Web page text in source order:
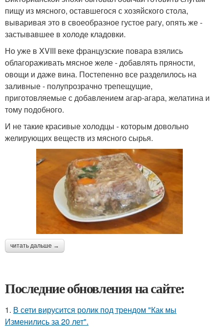
пищу из мясного, оставшегося с хозяйского стола,
вываривая это в своеобразное густое рагу, опять же -
застывавшее в холоде кладовки.
Но уже в XVIII веке французские повара взялись
облагораживать мясное желе - добавлять пряности,
овощи и даже вина. Постепенно все разделилось на
заливные - полупрозрачно трепещущие,
приготовляемые с добавлением агар-агара, желатина и
тому подобного.
И не такие красивые холодцы - которым довольно
желирующих веществ из мясного сырья.
читать дальше →
Последние обновления на сайте:
1. В сети вирусится ролик под трендом "Как мы
Изменились за 20 лет".